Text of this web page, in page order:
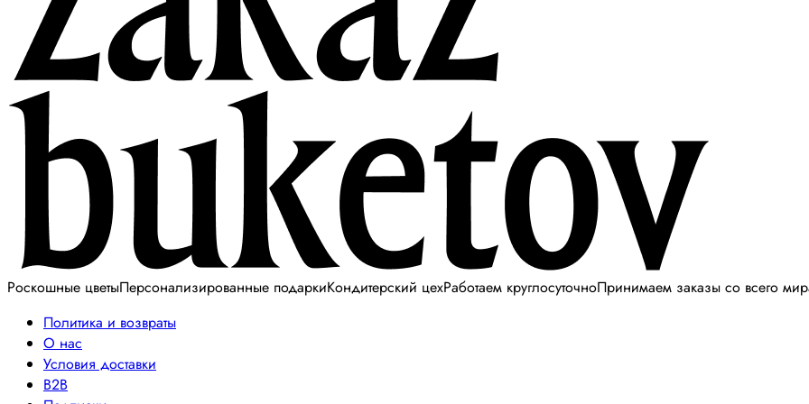
Роскошные цветыПерсонализированные подаркиКондитерский цехРаботаем круглосуточноПринимаем заказы со всего
Политика и возвраты
О нас
Условия доставки
B2B